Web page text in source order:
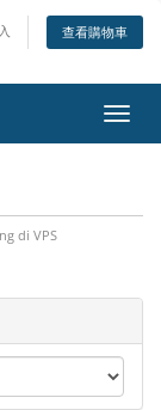
查看購物車
切
換
di VPS